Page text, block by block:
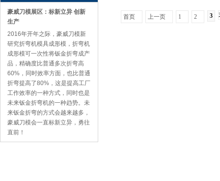
豪威刀模展区：标新立异 创新
生产
2016年开年之际，豪威刀模新
研究折弯机模具成形模，折弯机
成形模可一次性将钣金折弯成产
品，精确度比普通多次折弯高
60%，同时效率方面，也比普通
折弯提高了80%，这是提高工厂
工作效率的一种方式，同时也是
未来钣金折弯机的一种趋势。未
来钣金折弯的方式会越来越多，
豪威刀模会一直标新立异，勇往
直前！
首页 上一页 1 2 3